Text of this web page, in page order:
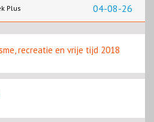
04-08-26
Plus
recreatie en vrije tijd 2018